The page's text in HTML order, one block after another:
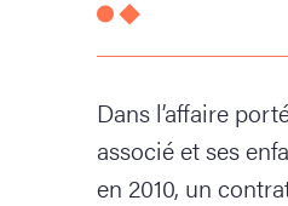
Dans l’affaire
associé et ses
en 2010, un